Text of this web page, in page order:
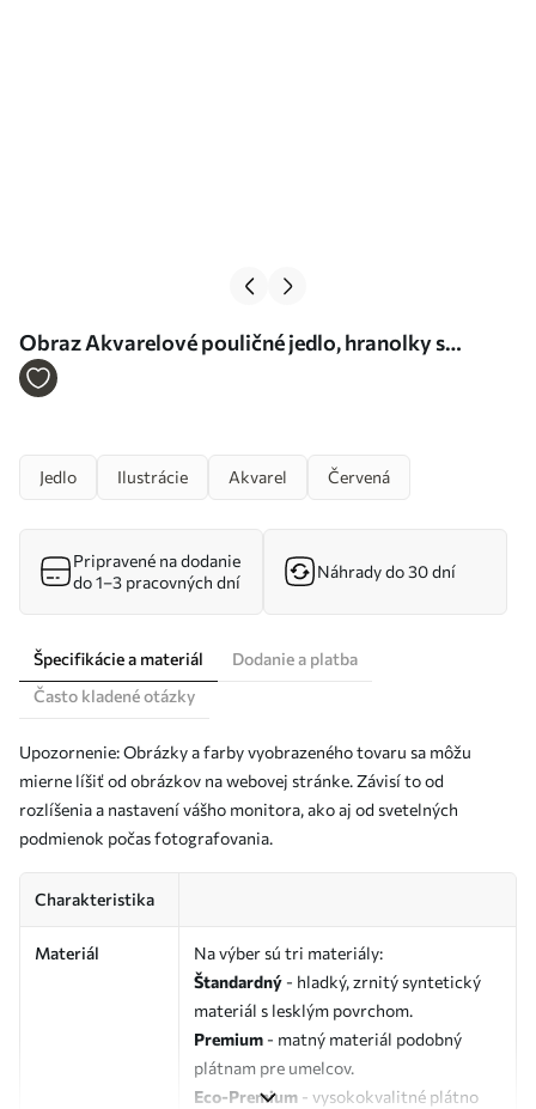
Obraz Akvarelové pouličné jedlo, hranolky s
Jedlo Ilustrácie Akvarel Červená
Pripravené na dodanie
do 1–3 pracovných dní
Náhrady do 30 dní
Špecifikácie a materiál
Dodanie a platba
Často kladené otázky
Upozornenie: Obrázky a farby vyobrazeného tovaru sa môžu
mierne líšiť od obrázkov na webovej stránke. Závisí to od
rozlíšenia a nastavení vášho monitora, ako aj od svetelných
podmienok počas fotografovania.
Charakteristika
Materiál
Na výber sú tri materiály:
Štandardný - hladký, zrnitý syntetický
materiál s lesklým povrchom.
Premium - matný materiál podobný
plátnam pre umelcov.
Eco-Premium - vysokokvalitné plátno